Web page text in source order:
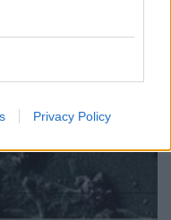
Privacy Policy